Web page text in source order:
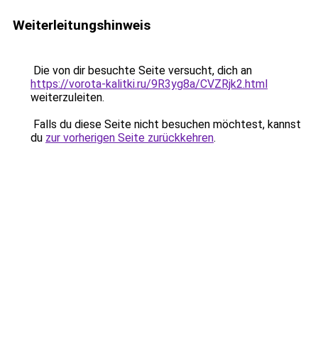
Weiterleitungshinweis
Die von dir besuchte Seite versucht, dich an
https://vorota-kalitki.ru/9R3yg8a/CVZRjk2.html
weiterzuleiten.
Falls du diese Seite nicht besuchen möchtest, kannst
du zur vorherigen Seite zurückkehren.